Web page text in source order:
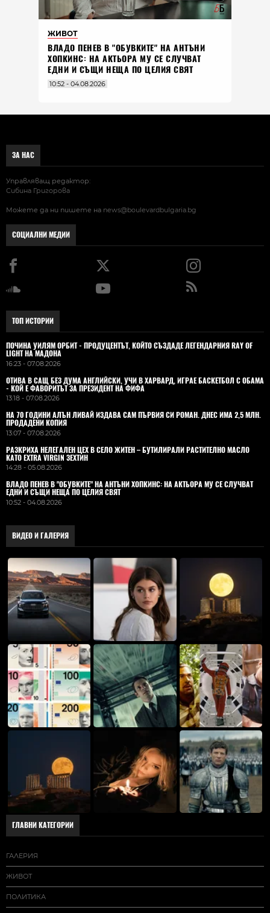
ЖИВОТ
ВЛАДO ПЕНЕВ В "ОБУВКИТЕ" НА АНТЪНИ
ХОПКИНС: НА АКТЬОРА МУ СЕ СЛУЧВАТ
ЕДНИ И СЪЩИ НЕЩА ПО ЦЕЛИЯ СВЯТ
10:52 - 04.08.2026
ЗА НАС
Управляващ редактор:
Сибина Григорова
Можете да ни пишете на news@boulevardbulgaria.bg
СОЦИАЛНИ МЕДИИ
ТОП ИСТОРИИ
ПОЧИНА УИЛЯМ ОРБИТ - ПРОДУЦЕНТЪТ, КОЙТО СЪЗДАДЕ ЛЕГЕНДАРНИЯ RAY OF
LIGHT НА МАДОНА
16:23 - 07.08.2026
ОТИВА В САЩ БЕЗ ДУМА АНГЛИЙСКИ, УЧИ В ХАРВАРД, ИГРАЕ БАСКЕТБОЛ С ОБАМА
- КОЙ Е ФАВОРИТЪТ ЗА ПРЕЗИДЕНТ НА ФИФА
13:18 - 07.08.2026
НА 70 ГОДИНИ АЛЪН ЛИВАЙ ИЗДАВА САМ ПЪРВИЯ СИ РОМАН. ДНЕС ИМА 2,5 МЛН.
ПРОДАДЕНИ КОПИЯ
13:07 - 07.08.2026
РАЗКРИХА НЕЛЕГАЛЕН ЦЕХ В СЕЛО ЖИТЕН – БУТИЛИРАЛИ РАСТИТЕЛНО МАСЛО
КАТО EXTRA VIRGIN ЗЕХТИН
14:28 - 05.08.2026
ВЛАДO ПЕНЕВ В "ОБУВКИТЕ" НА АНТЪНИ ХОПКИНС: НА АКТЬОРА МУ СЕ СЛУЧВАТ
ЕДНИ И СЪЩИ НЕЩА ПО ЦЕЛИЯ СВЯТ
10:52 - 04.08.2026
ВИДЕО И ГАЛЕРИЯ
ГЛАВНИ КАТЕГОРИИ
ГАЛЕРИЯ
ЖИВОТ
ПОЛИТИКА